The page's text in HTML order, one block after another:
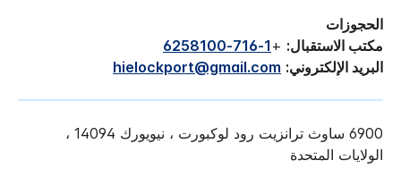
الحجوزات
مكتب الاستقبال: +
1-716-6258100
البريد الإلكتروني: hielockport@gmail.com
6900 ساوث ترانزيت رود لوكبورت ، نيويورك 14094 ،
الولايات المتحدة